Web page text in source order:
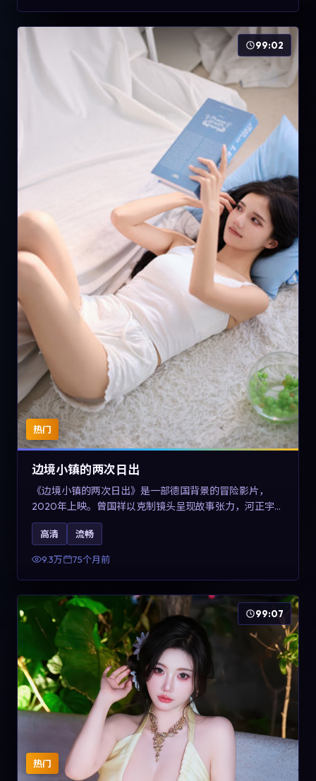
热门
99:02
边境小镇的两次日出
《边境小镇的两次日出》是一部德国背景的冒险影片，
2020年上映。曾国祥以克制镜头呈现故事张力，河正宇、
孙俪与任素汐的对手戏可圈可点。剧情层面在战争余波中
刻画小人物的尊严与信念，对关注导演风格与演员阵容的
观众具有检索与收藏价值。
高清 流畅
9.3万 75个月前
热门
99:07